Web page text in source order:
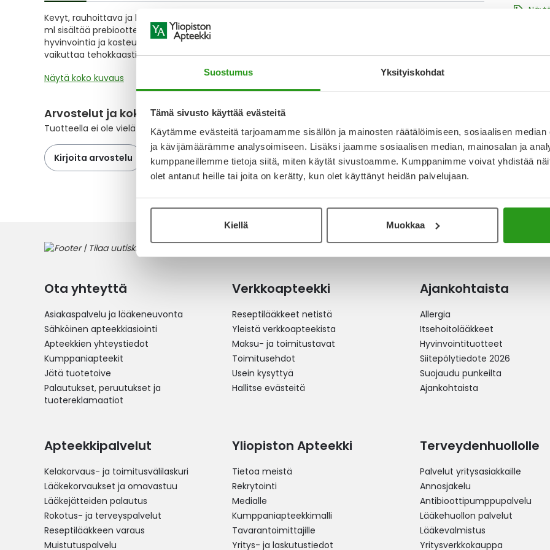
Suostumus Yksityiskohdat
Tämä sivusto käyttää evästeitä
Käytämme evästeitä tarjoamamme sisällön ja mainosten räätälöimiseen, sosiaalisen
ja kävijämäärämme analysoimiseen. Lisäksi jaamme sosiaalisen median, mainosalan ja
kumppaneillemme tietoja siitä, miten käytät sivustoamme. Kumppanimme voivat yhdistää
olet antanut heille tai joita on kerätty, kun olet käyttänyt heidän palvelujaan.
Kiellä Muokkaa
the
images
gallery
Kevyt, rauhoittava ja kosteuttava seerumi herkälle iholle. Atopik Sensitive rauhoittava hoitoseerumi 30
ml sisältää prebiootteja ja fermentoitua kauraa, jotka auttavat tukemaan ihon luonnollista
hyvinvointia ja kosteustasapainoa. Ohuen, nopeasti imeytyvän koostumuksensa ansiosta seerumi
vaikuttaa tehokkaasti myös ärtyneellä ja kuivalla iholla. Syväkosteuttavat ja hoitavat
Näytä koko kuvaus
Arvostelut ja kokemuksia
Tuotteella ei ole vielä yhtään arvostelua.
Kirjoita arvostelu
Ota yhteyttä
Asiakaspalvelu ja lääkeneuvonta
Sähköinen apteekkiasiointi
Apteekkien yhteystiedot
Kumppaniapteekit
Jätä tuotetoive
Palautukset, peruutukset ja
tuotereklamaatiot
Verkkoapteekki
Reseptilääkkeet netistä
Yleistä verkkoapteekista
Maksu- ja toimitustavat
Toimitusehdot
Usein kysyttyä
Hallitse evästeitä
Ajankohtaista
Allergia
Itsehoitolääkkeet
Hyvinvointituotteet
Siitepölytiedote 2026
Suojaudu punkeilta
Ajankohtaista
Apteekkipalvelut
Kelakorvaus- ja toimitusvälilaskuri
Lääkekorvaukset ja omavastuu
Lääkejätteiden palautus
Rokotus- ja terveyspalvelut
Reseptilääkkeen varaus
Muistutuspalvelu
Yliopiston Apteekki
Tietoa meistä
Rekrytointi
Medialle
Kumppaniapteekkimalli
Tavarantoimittajille
Yritys- ja laskutustiedot
Terveydenhuollolle
Palvelut yritysasiakkaille
Annosjakelu
Antibioottipumppupalvelu
Lääkehuollon palvelut
Lääkevalmistus
Yritysverkkokauppa